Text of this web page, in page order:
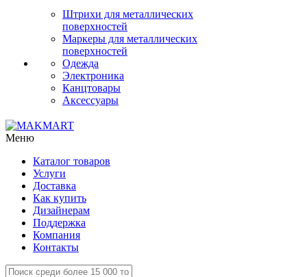
Штрихи для металлических
поверхностей
Маркеры для металлических
поверхностей
Одежда
Электроника
Канцтовары
Аксессуары
Меню
Каталог товаров
Услуги
Доставка
Как купить
Дизайнерам
Поддержка
Компания
Контакты